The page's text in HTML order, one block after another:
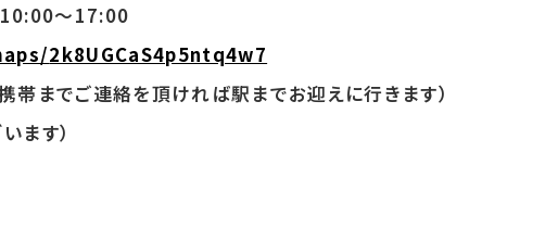
:00～17:00
2k8UGCaS4p5ntq4w7
帯までご連絡を頂ければ駅までお迎えに行きます）
す）